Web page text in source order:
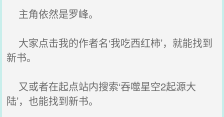
主角依然是罗峰。
大家点击我的作者名‘我吃西红柿’，就能找到
新书。
又或者在起点站内搜索‘吞噬星空2起源大
陆’，也能找到新书。